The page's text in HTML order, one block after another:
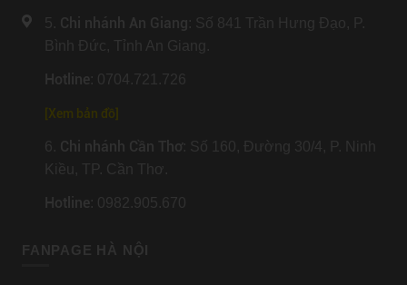
5. Chi nhánh An Giang: Số 841 Trần Hưng Đạo, P.
Bình Đức, Tỉnh An Giang.
Hotline: 0704.721.726
Xem bản đồ
6. Chi nhánh Cần Thơ: Số 160, Đường 30/4, P. Ninh
Kiều, TP. Cần Thơ.
Hotline: 0982.905.670
FANPAGE HÀ NỘI